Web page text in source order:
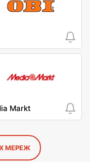
Markt
МЕРЕЖ